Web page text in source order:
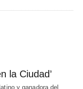
la Ciudad’
y ganadora del